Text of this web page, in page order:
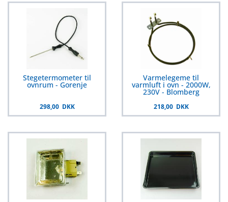
Stegetermometer til
ovnrum - Gorenje
298,00 DKK
Varmelegeme til
varmluft i ovn - 2000W,
230V - Blomberg
218,00 DKK